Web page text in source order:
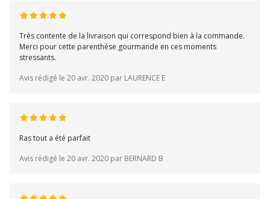
Très contente de la livraison qui correspond bien à la commande.
Merci pour cette parenthèse gourmande en ces moments
stressants.
Avis rédigé le 20 avr. 2020 par LAURENCE E
Ras tout a été parfait
Avis rédigé le 20 avr. 2020 par BERNARD B